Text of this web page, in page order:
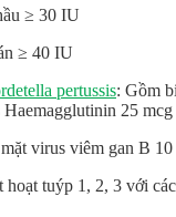
≥ 30 IU
≥ 40 IU
pertussis: Gồm
25
virus viêm gan B 10
hoạt tuýp 1, 2, 3 với